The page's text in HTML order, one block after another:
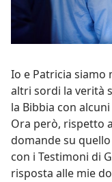
Io e Patricia
altri sordi la verità
la Bibbia con
Ora però, rispetto
domande su
con i Testimoni di
risposta alle mie